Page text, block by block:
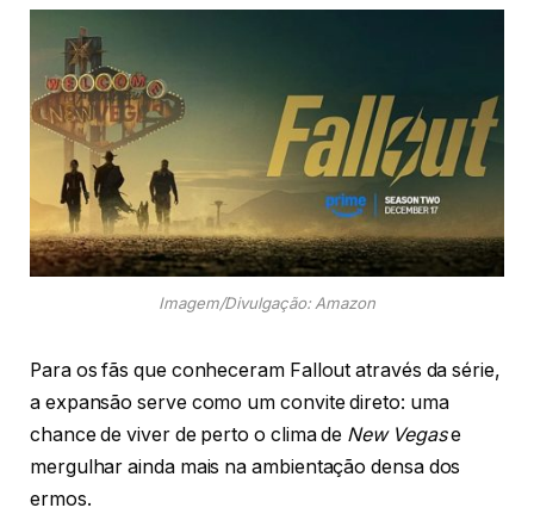
Imagem/Divulgação: Amazon
Para os fãs que conheceram Fallout através da série,
a expansão serve como um convite direto: uma
chance de viver de perto o clima de New Vegase
mergulhar ainda mais na ambientação densa dos
ermos.